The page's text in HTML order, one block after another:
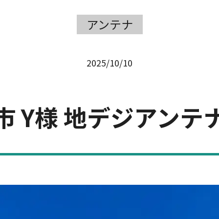
アンテナ
2025/10/10
Y様 地デジアンテ